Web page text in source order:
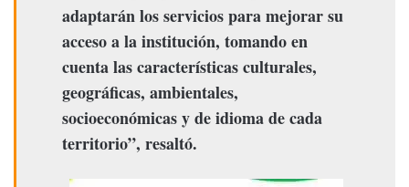
adaptarán los servicios para mejorar su
acceso a la institución, tomando en
cuenta las características culturales,
geográficas, ambientales,
socioeconómicas y de idioma de cada
territorio”, resaltó.